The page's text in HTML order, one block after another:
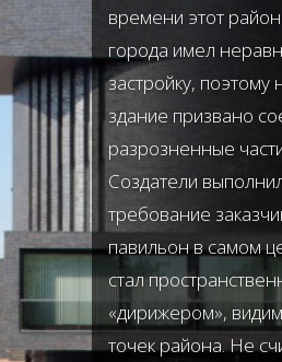
времени этот
города имел
застройку, поэтому
здание призвано
разрозненные
Создатели
требование
павильон в самом
стал
«дирижером»,
точек района. Не